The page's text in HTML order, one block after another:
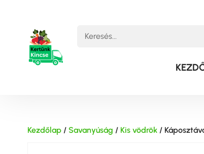
Kezdőlap/ Savanyúság / Kis vödrök/